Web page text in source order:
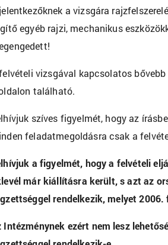
a vizsgára
egyéb rajzi, mechanikus
vizsgával kapcsolatos
található.
szíves figyelmét, hogy az
feladatmegoldásra csak a
a figyelmét, hogy a felvételi
már kiállításra került, s azt az
rendelkezik, melyet
Intézménynek ezért nem lesz